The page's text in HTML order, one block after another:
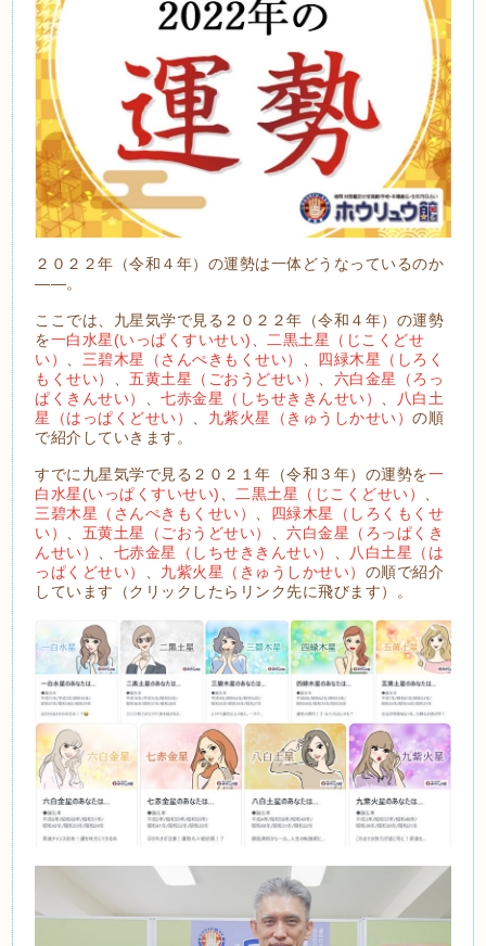
２０２２年（令和４年）の運勢は一体どうなっているのか
――。
ここでは、九星気学で見る２０２２年（令和４年）の運勢
を一白水星(いっぱくすいせい)、二黒土星（じこくどせ
い） 、 三碧木星（さんぺきもくせい） 、 四緑木星（しろく
もくせい） 、五黄土星（ごおうどせい） 、 六白金星（ろっ
ぱくきんせい） 、七赤金星（しちせききんせい） 、
八白土
星（はっぱくどせい） 、 九紫火星（きゅうしかせい）の順
で紹介していきます。
すでに九星気学で見る２０２１年（令和３年）の運勢を一
白水星(いっぱくすいせい)、二黒土星（じこくどせい） 、
三碧木星（さんぺきもくせい） 、 四緑木星（しろくもくせ
い） 、 五黄土星（ごおうどせい） 、六白金星（ろっぱくき
んせい） 、 七赤金星（しちせききんせい） 、
八白土星（は
っぱくどせい） 、 九紫火星（きゅうしかせい） の順で紹介
しています（クリックしたらリンク先に飛びます）。